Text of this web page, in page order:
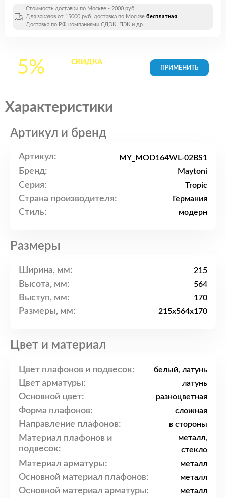
Стоимость доставки по Москве - 2000 руб.
Для заказов от 15000 руб. доставка по Москве бесплатная.
Доставка по РФ компаниями СДЭК, ПЭК и др.
5% СКИДКАна все
Характеристики
Артикул и бренд
Артикул: MY_MOD164WL-02BS1
Бренд: Maytoni
Серия: Tropic
Страна производителя: Германия
Стиль: модерн
Размеры
Ширина, мм: 215
Высота, мм: 564
Выступ, мм: 170
Размеры, мм: 215x564x170
Цвет и материал
Цвет плафонов и подвесок: белый, латунь
Цвет арматуры: латунь
Основной цвет: разноцветная
Форма плафонов: сложная
Направление плафонов: в стороны
Материал плафонов и
подвесок:
металл,
стекло
Материал арматуры: металл
Основной материал плафонов: металл
Основной материал арматуры: металл